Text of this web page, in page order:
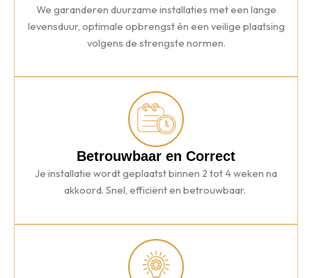
We garanderen duurzame installaties met een lange
levensduur, optimale opbrengst én een veilige plaatsing
volgens de strengste normen.
Betrouwbaar en Correct
Je installatie wordt geplaatst binnen 2 tot 4 weken na
akkoord. Snel, efficiënt en betrouwbaar.